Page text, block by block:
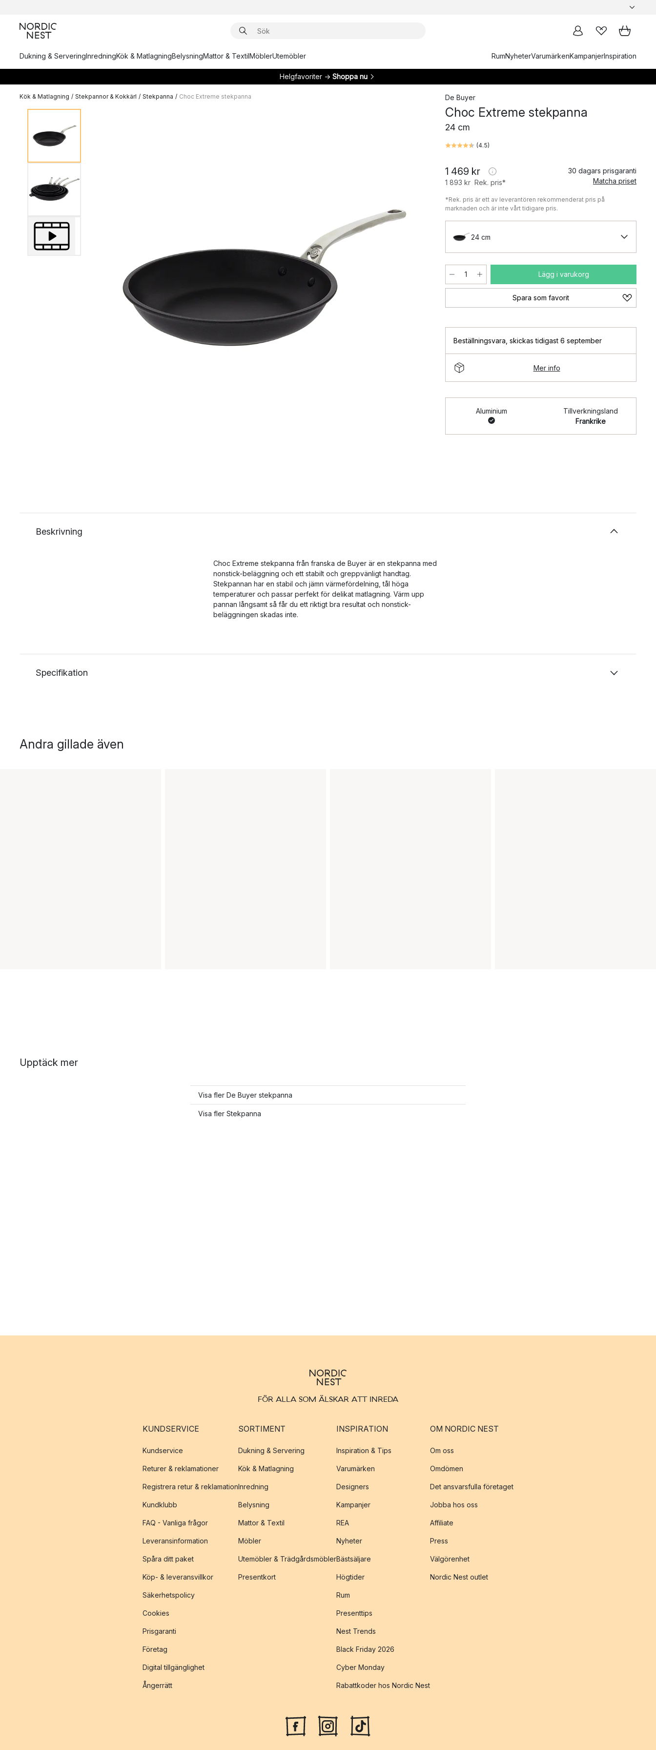
Dukning & ServeringInredningKök & MatlagningBelysningMattor & TextilMöblerUtemöbler RumNyheterVarumärkenKampanjerInspiration
Helgfavoriter → Shoppa nu
Kök & Matlagning / Stekpannor & Kokkärl / Stekpanna / Choc Extreme stekpanna De Buyer
Choc Extreme stekpanna
24 cm
(4.5)
1 469 kr
1 893 kr Rek. pris*
30 dagars prisgaranti
Matcha priset
*Rek. pris är ett av leverantören rekommenderat pris på
marknaden och är inte vårt tidigare pris.
24 cm
Lägg i varukorg
Spara som favorit
Beställningsvara skickas tidigast 6 september
Mer info
Aluminium
Tillverkningsland
Frankrike
Beskrivning
Choc Extreme stekpanna från franska de Buyer är en stekpanna med
nonstick-beläggning och ett stabilt och greppvänligt handtag.
Stekpannan har en stabil och jämn värmefördelning, tål höga
temperaturer och passar perfekt för delikat matlagning. Värm upp
pannan långsamt så får du ett riktigt bra resultat och nonstick-
beläggningen skadas inte.
Specifikation
Andra gillade även
Upptäck mer
Visa fler De Buyer stekpanna
Visa fler Stekpanna
FÖR ALLA SOM ÄLSKAR ATT INREDA
KUNDSERVICE
Kundservice
Returer & reklamationer
Registrera retur & reklamation
Kundklubb
FAQ - Vanliga frågor
Leveransinformation
Spåra ditt paket
Köp- & leveransvillkor
Säkerhetspolicy
Cookies
Prisgaranti
Företag
Digital tillgänglighet
Ångerrätt
SORTIMENT
Dukning & Servering
Kök & Matlagning
Inredning
Belysning
Mattor & Textil
Möbler
Utemöbler & Trädgårdsmöbler
Presentkort
INSPIRATION
Inspiration & Tips
Varumärken
Designers
Kampanjer
REA
Nyheter
Bästsäljare
Högtider
Rum
Presenttips
Nest Trends
Black Friday 2026
Cyber Monday
Rabattkoder hos Nordic Nest
OM NORDIC NEST
Om oss
Omdömen
Det ansvarsfulla företaget
Jobba hos oss
Affiliate
Press
Välgörenhet
Nordic Nest outlet